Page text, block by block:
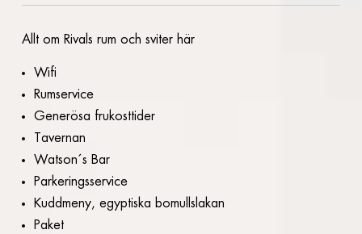
Allt om Rivals rum och sviter här
Wifi
Rumservice
Generösa frukosttider
Tavernan
Watson´s Bar
Parkeringsservice
Kuddmeny, egyptiska bomullslakan
Paket